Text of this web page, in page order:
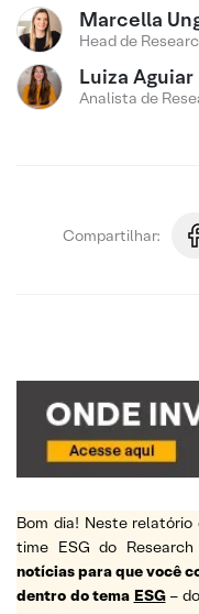
Marcella
Head de
Luiza Aguiar
Analista de
Compartilhar:
Bom dia! Neste
time ESG do
notícias para que você
dentro do tema ESG –